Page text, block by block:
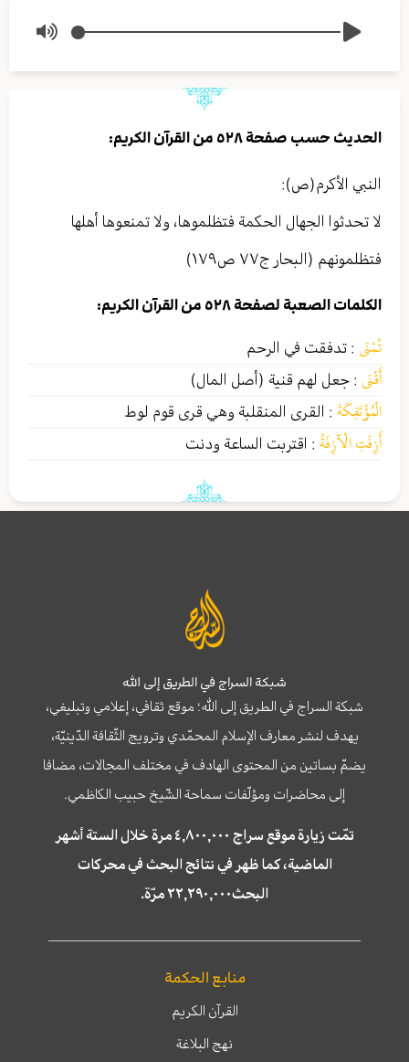
الحديث حسب صفحة ٥٢٨ من القرآن الكريم:
النبي الأکرم(ص):
لا تحدثوا الجهال الحكمة فتظلموها، ولا تمنعوها أهلها
فتظلمونهم (البحار ج٧٧ ص١٧٩)
الكلمات الصعبة لصفحة ٥٢٨ من القرآن الكريم:
تُمْنَى : تدفقت في الرحم
أَقْنَى : جعل لهم قنية (أصل المال)
الْمُؤْتَفِكَةَ : القرى المنقلبة وهي قرى قوم لوط
أَزِفَتِ الْآزِفَةُ : اقتربت الساعة ودنت
شبكة السراج في الطريق إلى الله
شبكة السراج في الطريق إلى الله؛ موقع ثقافي، إعلامي وتبليغي،
يهدف لنشر معارف الإسلام المحمّدي وترويج الثّقافة الدّينيّة،
يضمّ بساتين من المحتوى الهادف في مختلف المجالات، مضافا
إلى محاضرات ومؤلّفات سماحة الشّيخ حبيب الكاظمي.
تمّت زيارة موقع سراج ٤,٨٠٠,٠٠٠ مرة خلال الستة أشهر
الماضية، كما ظهر في نتائج البحث في محركات
البحث٢٢,٢٩٠,٠٠٠ مرّة.
منابع الحكمة
القرآن الكريم
نهج البلاغة